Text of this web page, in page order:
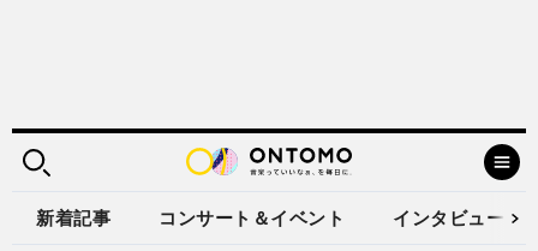
新着記事 コンサート＆イベント インタビュー